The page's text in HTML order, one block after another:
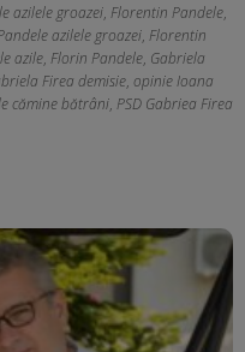
azilele groazei, Florentin Pandele,
azilele groazei, Florentin
azile, Florin Pandele, Gabriela
Firea demisie, opinie Ioana
cămine bătrâni, PSD Gabriea Firea